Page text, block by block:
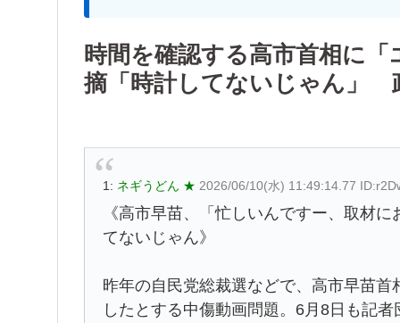
時間を確認する高市首相に
摘「時計してないじゃん」
1: ネギうどん ★ 2026/06/10(水) 11:49:14.77
《高市早苗、「忙しいんですー、取材
てないじゃん》
昨年の自民党総裁選などで、高市早苗
したとする中傷動画問題。6月8日も記